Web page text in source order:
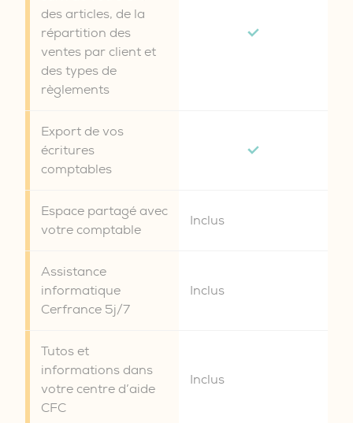
des articles, de la
répartition des
ventes par client et
des types de
règlements
Export de vos
écritures
comptables
Espace partagé avec
votre comptable
Inclus
Assistance
informatique
Cerfrance 5j/7
Inclus
Tutos et
informations dans
votre centre d’aide
CFC
Inclus